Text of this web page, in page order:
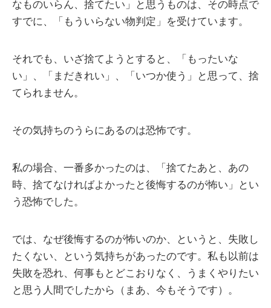
なものいらん、捨てたい」と思うものは、その時点で
すでに、「もういらない物判定」を受けています。
それでも、いざ捨てようとすると、「もったいな
い」、「まだきれい」、「いつか使う」と思って、捨
てられません。
その気持ちのうらにあるのは恐怖です。
私の場合、一番多かったのは、「捨てたあと、あの
時、捨てなければよかったと後悔するのが怖い」とい
う恐怖でした。
では、なぜ後悔するのが怖いのか、というと、失敗し
たくない、という気持ちがあったのです。私も以前は
失敗を恐れ、何事もとどこおりなく、うまくやりたい
と思う人間でしたから（まあ、今もそうです）。